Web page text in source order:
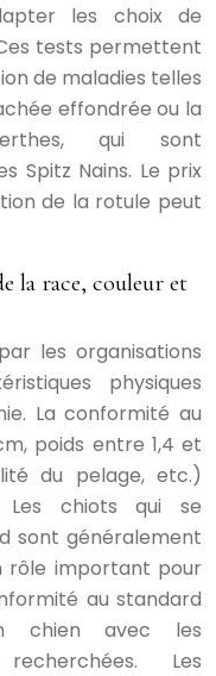
les choix de
tests permettent
de maladies telles
effondrée ou la
qui sont
Spitz Nains. Le prix
de la rotule peut
la race, couleur et
les organisations
physiques
La conformité au
poids entre 1,4 et
du pelage, etc.)
chiots qui se
sont généralement
rôle important pour
au standard
chien avec les
Les